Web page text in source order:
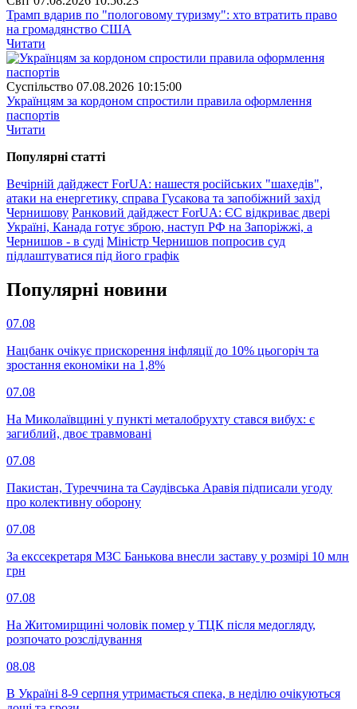
Трамп вдарив по "пологовому туризму": хто втратить право
на громадянство США
Читати
Суспiльство 07.08.2026 10:15:00
Українцям за кордоном спростили правила оформлення
паспортів
Читати
Популярнi статтi
Вечірній дайджест ForUА: нашестя російських "шахедів",
атаки на енергетику, справа Гусакова та запобіжний захід
Чернишову Ранковий дайджест ForUА: ЄС відкриває двері
Україні, Канада готує зброю, наступ РФ на Запоріжжі, а
Чернишов - в суді Міністр Чернишов попросив суд
підлаштуватися під його графік
Популярнi новини
07.08
Нацбанк очікує прискорення інфляції до 10% цьогоріч та
зростання економіки на 1,8%
07.08
На Миколаївщині у пункті металобрухту стався вибух: є
загиблий, двоє травмовані
07.08
Пакистан, Туреччина та Саудівська Аравія підписали угоду
про колективну оборону
07.08
За екссекретаря МЗС Банькова внесли заставу у розмірі 10 млн
грн
07.08
На Житомирщині чоловік помер у ТЦК після медогляду,
розпочато розслідування
08.08
В Україні 8-9 серпня утримається спека, в неділю очікуються